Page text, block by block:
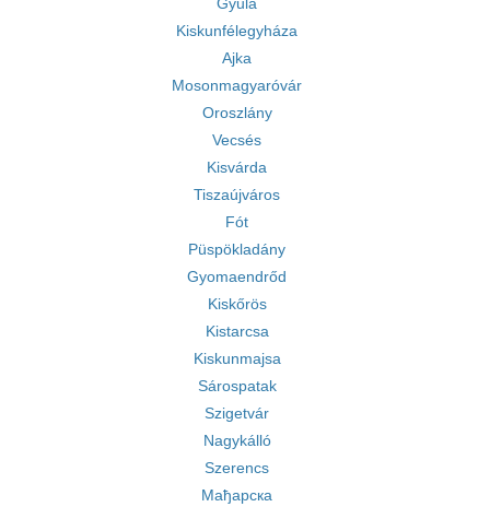
Kiskunfélegyháza
Ajka
Mosonmagyaróvár
Oroszlány
Vecsés
Kisvárda
Tiszaújváros
Fót
Püspökladány
Gyomaendrőd
Kiskőrös
Kistarcsa
Kiskunmajsa
Sárospatak
Szigetvár
Nagykálló
Szerencs
Мађарска